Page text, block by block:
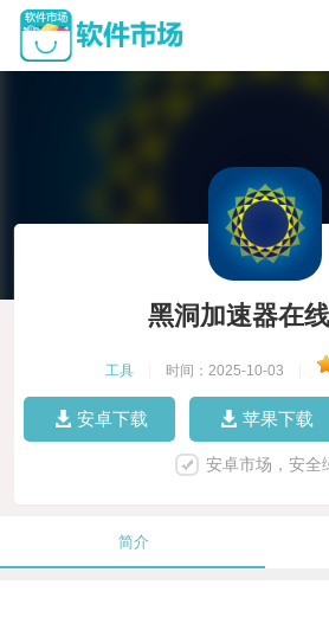
黑洞加速器在
工具 时间：2025-10-03
安卓下载 苹果下载
安卓市场，安全
简介